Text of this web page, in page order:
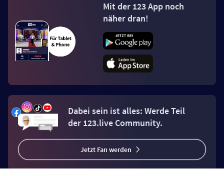
Mit der 123 App noch
näher dran!
Dabei sein ist alles: Werde Teil
der 123.live Community.
Jetzt Fan werden